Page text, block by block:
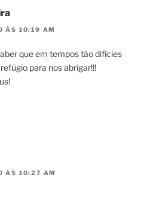
ÀS 10:19 AM
que em tempos tão difícies
para nos abrigar!!!
ÀS 10:27 AM